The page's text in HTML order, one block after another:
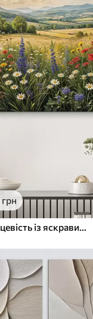
грн
Пишна сільська місцевість із яскравим лугом диких квітів, наповненим різнокольоровими квітами під хмарним небом